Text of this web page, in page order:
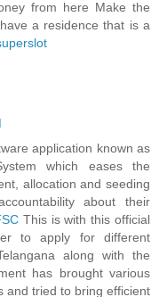
from here Make the
a residence that is a
application known as
which eases the
allocation and seeding
about their
This is with this official
to apply for different
along with the
has brought various
and tried to bring efficient